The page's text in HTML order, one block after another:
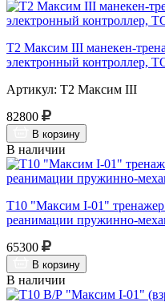
Т2 Максим III манекен-
электронный контроллер,
Артикул: Т2 Максим III
82800
В корзину
В наличии
Т10 "Максим I-01" тренажер
реанимации пружинно-
65300
В корзину
В наличии